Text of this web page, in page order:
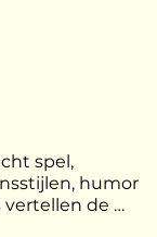
spel,
humor
de